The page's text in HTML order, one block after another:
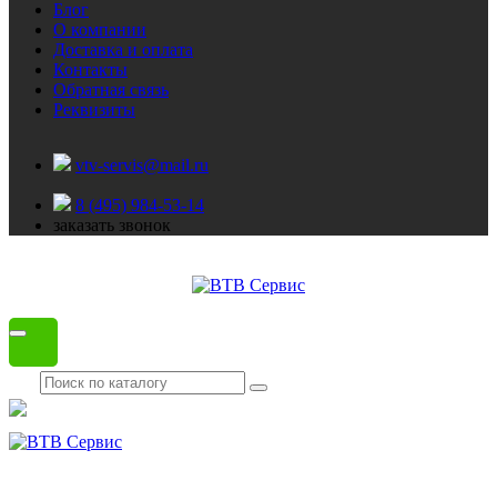
Блог
О компании
Доставка и оплата
Контакты
Обратная связь
Реквизиты
vtv-servis@mail.ru
8 (495) 984-53-14
заказать звонок